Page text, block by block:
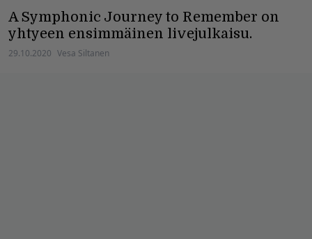
A Symphonic Journey to Remember on
yhtyeen ensimmäinen livejulkaisu.
29.10.2020 Vesa Siltanen